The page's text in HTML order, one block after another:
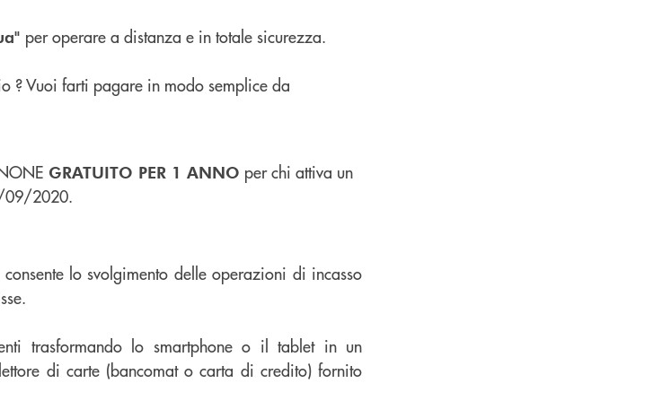
per operare a distanza e in totale sicurezza.
? Vuoi farti pagare in modo semplice da
GRATUITO PER 1 ANNO per chi attiva un
09/2020.
lo svolgimento delle operazioni di incasso
trasformando lo smartphone o il tablet in un
di carte (bancomat o carta di credito) fornito